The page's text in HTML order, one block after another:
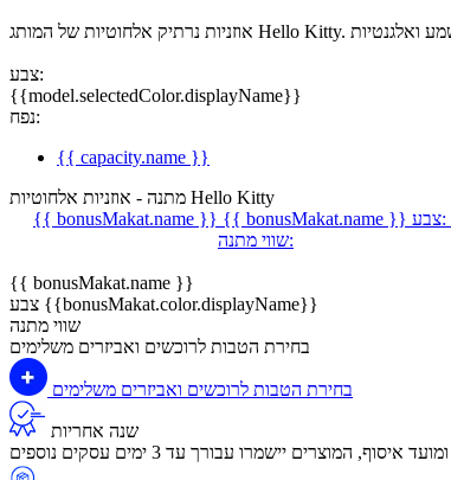
צבע:
{{model.selectedColor.displayName}}
נפח:
{{ capacity.name }}
מתנה - אוזניות אלחוטיות Hello Kitty
{{ bonusMakat.name }} {{ bonusMakat.name }} צבע:
שווי מתנה:
{{ bonusMakat.name }}
צבע {{bonusMakat.color.displayName}}
שווי מתנה
בחירת הטבות לרוכשים ואביזרים משלימים
בחירת הטבות לרוכשים ואביזרים משלימים
שנה אחריות